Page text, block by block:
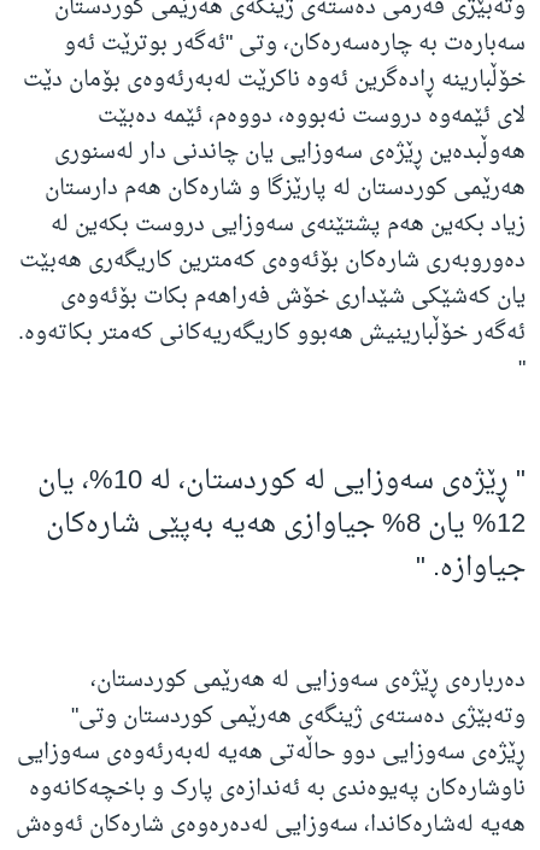
سەبارەت بە چارەسەرەکان، وتی "ئەگەر بوترێت ئەو
خۆڵبارینە ڕادەگرین ئەوە ناکرێت لەبەرئەوەی بۆمان دێت
لای ئێمەوە دروست نەبووە، دووەم، ئێمە دەبێت
هەوڵبدەین ڕێژەی سەوزایی یان چاندنی دار لەسنوری
هەرێمی کوردستان لە پارێزگا و شارەکان هەم دارستان
زیاد بکەین هەم پشتێنەی سەوزایی دروست بکەین له
‌دەوروبەری شارەکان بۆئەوەی کەمترین کاریگەری هەبێت
یان کەشێکی شێداری خۆش فەراهەم بکات بۆئەوەی
ئەگەر خۆڵبارینیش هەبوو کاریگەریەکانی کەمتر بکاتەوە.
"
" ڕێژەی سەوزایی لە کوردستان، لە 10%،‌ یان
12% یان 8% جیاوازی هەیە بەپێی شارەکان
جیاوازە. "
دەربارەی ڕێژەی سەوزایی لە هەرێمی کوردستان،
وتەبێژی دەستەی ژینگەی هەرێمی کوردستان وتی"
ڕێژەی سەوزایی دوو حاڵەتی هەیە لەبەرئەوەی سەوزایی
ناوشارەکان پەیوەندی بە ئەندازەی پارک و باخچەکانەوە
هەیە لەشارەکاندا، سەوزایی لەدەرەوەی شارەکان ئەوەش